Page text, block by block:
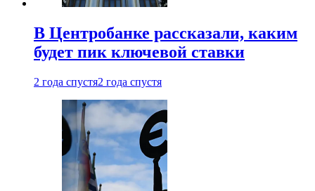
В Центробанке рассказали, каким
будет пик ключевой ставки
2 года спустя2 года спустя